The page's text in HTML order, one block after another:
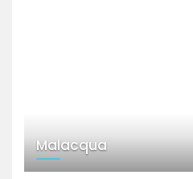
Malacqua